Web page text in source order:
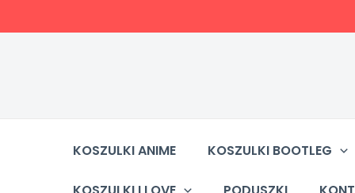
KOSZULKI ANIME KOSZULKI BOOTLEG